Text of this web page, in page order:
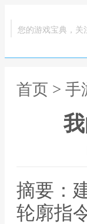
您的游戏宝典，关
首页 > 手
摘要：
轮廓指